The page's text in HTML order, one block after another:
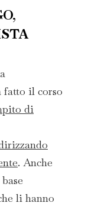
fatto il corso
di
. Anche
li hanno